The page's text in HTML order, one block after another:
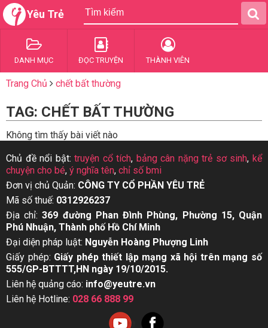
Yêu Trẻ
DANH MỤC ĐỌC TRUYỆN THÀNH VIÊN
Trang Chủ chết bất thường
TAG: CHẾT BẤT THƯỜNG
Không tìm thấy bài viết nào
Chủ đề nổi bật:truyện cổ tích, bảng cân nặng trẻ sơ sinh,kể
chuyện cho bé, ý nghĩa tên, chỉ số bmi
Đơn vị chủ Quản: CÔNG TY CỔ PHẦN YÊU TRẺ
Mã số thuế: 0312926237
Địa chỉ:369 đường Phan Đình Phùng, Phường 15, Quận
Phú Nhuận, Thành phố Hồ Chí Minh
Đại diện pháp luật: Nguyễn Hoàng Phượng Linh
Giấy phép: Giấy phép thiết lập mạng xã hội trên mạng số
555/GP-BTTTT,HN ngày 19/10/2015.
Liên hệ quảng cáo: info@yeutre.vn
Liên hệ Hotline: 028 66 888 99